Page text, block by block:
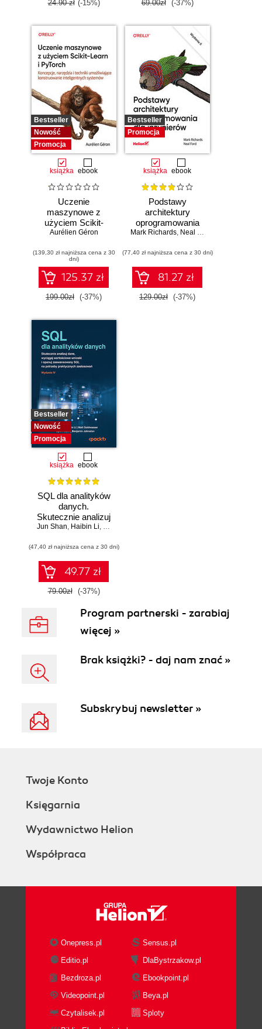
24.90 zł (-15%) 69.00zł (-37%)
Bestseller
Nowość
Promocja
książka ebook
Uczenie
maszynowe z
użyciem Scikit-
Learn i PyTorch.
narzędzia i techniki
umożliwiające
konstruowanie
inteligentnych
systemów
Aurélien Géron
(139,30 zł najniższa cena z 30
dni)
125.37 zł
199.00zł (-37%)
Bestseller
Promocja
książka ebook
Podstawy
architektury
oprogramowania
dla inżynierów.
Mark Richards, Neal Ford
(77,40 zł najniższa cena z 30 dni)
81.27 zł
129.00zł (-37%)
Bestseller
Nowość
Promocja
książka ebook
SQL dla analityków
danych.
Skutecznie analizuj
dane, wyciągaj
wnioski i opanuj
zaawansowany
SQL na potrzeby
praktycznych
zastosowań.
Jun Shan, Haibin Li, Matt Goldwasser
(47,40 zł najniższa cena z 30 dni)
49.77 zł
79.00zł (-37%)
Program partnerski - zarabiaj
więcej »
Brak książki? - daj nam znać »
Subskrybuj newsletter »
Twoje Konto
Księgarnia
Wydawnictwo Helion
Współpraca
Onepress.pl
Sensus.pl
Editio.pl
DlaBystrzakow.pl
Bezdroza.pl
Ebookpoint.pl
Videopoint.pl
Beya.pl
Czytalisek.pl
Sploty